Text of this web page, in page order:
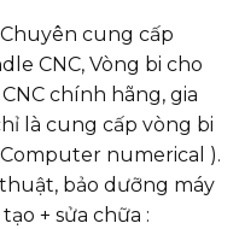
cung cấp
CNC, Vòng bi cho
chính hãng, gia
là cung cấp vòng bi
numerical ).
bảo dưỡng máy
+ sửa chữa :